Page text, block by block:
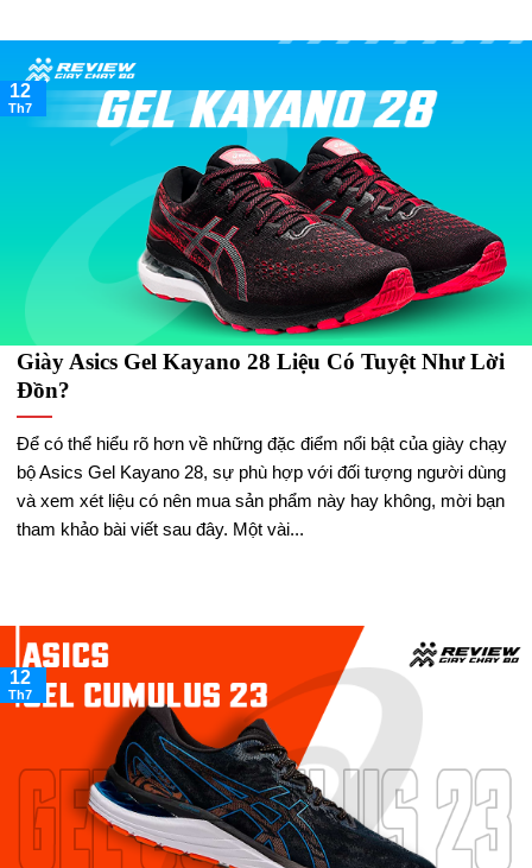
Giày Asics Gel Kayano 28 Liệu Có Tuyệt Như Lời
Đồn?
Để có thể hiểu rõ hơn về những đặc điểm nổi bật của giày chạy
bộ Asics Gel Kayano 28, sự phù hợp với đối tượng người dùng
và xem xét liệu có nên mua sản phẩm này hay không, mời bạn
tham khảo bài viết sau đây. Một vài...
12
Th7
12
Th7